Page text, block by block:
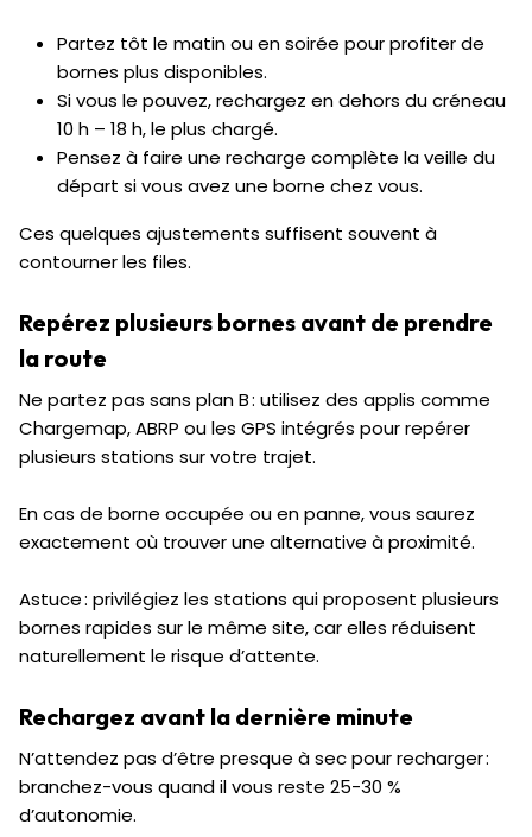
Partez tôt le matin ou en soirée pour profiter de
bornes plus disponibles.
Si vous le pouvez, rechargez en dehors du créneau
10 h – 18 h, le plus chargé.
Pensez à faire une recharge complète la veille du
départ si vous avez une borne chez vous.
Ces quelques ajustements suffisent souvent à
contourner les files.
Repérez plusieurs bornes avant de prendre
la route
Ne partez pas sans plan B : utilisez des applis comme
Chargemap, ABRP ou les GPS intégrés pour repérer
plusieurs stations sur votre trajet.
En cas de borne occupée ou en panne, vous saurez
exactement où trouver une alternative à proximité.
Astuce : privilégiez les stations qui proposent plusieurs
bornes rapides sur le même site, car elles réduisent
naturellement le risque d’attente.
Rechargez avant la dernière minute
N’attendez pas d’être presque à sec pour recharger :
branchez-vous quand il vous reste 25-30 %
d’autonomie.